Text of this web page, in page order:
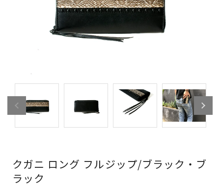
クガニ ロング フルジップ/ブラック・ブ
ラック